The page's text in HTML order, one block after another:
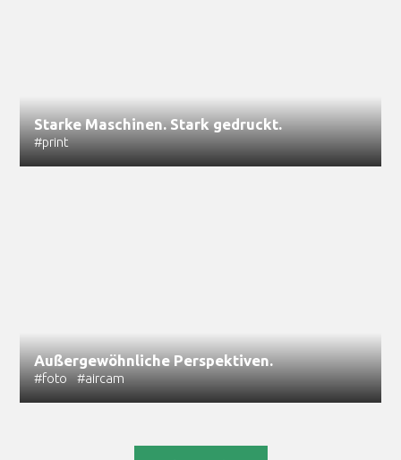
Starke Maschinen. Stark gedruckt.
#print
Außergewöhnliche Perspektiven.
#foto #aircam